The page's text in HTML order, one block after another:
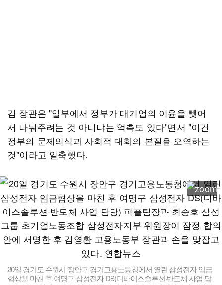
김 장관은 "일부에서 정부가 대기업의 이윤을 뺏어
서 나눠주려는 것 아니냐는 억측도 있다"면서 "이건
정부의 문제의식과 사회적 대화의 본질을 오역하는
것"이라고 일축했다.
20일 경기도 수원시 장안구 경기고용노동청에서 열린 삼성전자 임금
협상을 마친 후 여명구 삼성전자 DS(디바이스솔루션·반도체 사업 담